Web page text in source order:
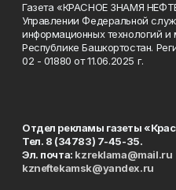
Газета «КРАСНОЕ ЗНАМЯ
Управлении Федеральной
информационных технологий
Республике Башкортостан.
02 - 01880 от 11.06.2025 г.
Отдел рекламы газеты
Тел. 8 (34783) 7-45-35.
Эл. почта: kzreklama@mail.ru
kzneftekamsk@yandex.ru